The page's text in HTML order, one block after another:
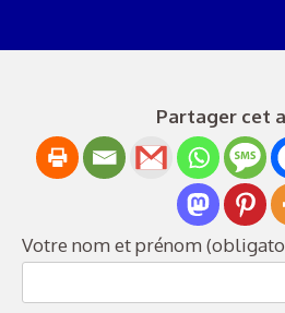
Partager cet
Votre nom et prénom